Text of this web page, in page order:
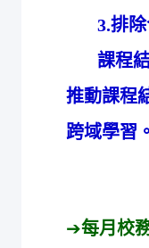
3.排除
課程結
推動課程
跨域學習。
➔每月校